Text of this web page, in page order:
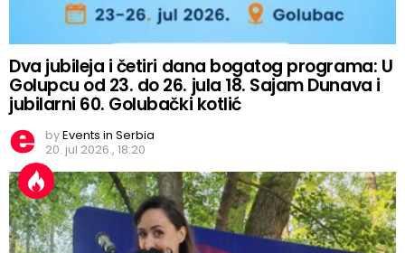
Dva jubileja i četiri dana bogatog programa: U
Golupcu od 23. do 26. jula 18. Sajam Dunava i
jubilarni 60. Golubački kotlić
byEvents in Serbia
20. jul 2026., 18:20